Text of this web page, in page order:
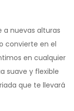
a nuevas alturas
convierte en el
en cualquier
suave y flexible
que te llevará